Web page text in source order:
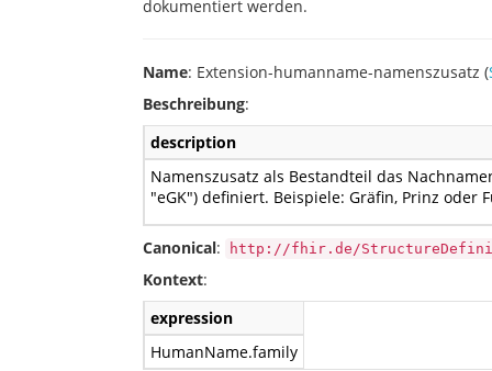
dokumentiert werden.
Name: Extension-humanname-namenszusatz (
Beschreibung:
description
Namenszusatz als Bestandteil das
"eGK") definiert. Beispiele: Gräfin, Prinz oder
Canonical: http://fhir.de/
Kontext:
expression
HumanName.family